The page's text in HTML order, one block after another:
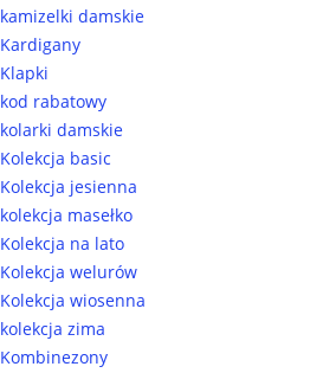
kamizelki damskie
Kardigany
Klapki
kod rabatowy
kolarki damskie
Kolekcja basic
Kolekcja jesienna
kolekcja masełko
Kolekcja na lato
Kolekcja welurów
Kolekcja wiosenna
kolekcja zima
Kombinezony